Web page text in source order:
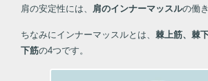
肩の安定性には、 肩のインナーマッスルの働
ちなみにインナーマッスルとは、 棘上筋、棘
下筋の4つです。